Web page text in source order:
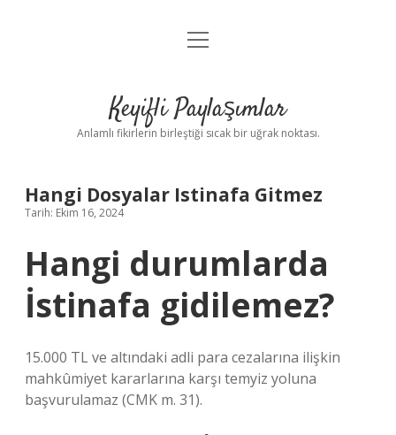
Anasayfa
Yasal Uyarı
menüyü
Keyifli Paylaşımlar
Anlamlı fikirlerin birleştiği sıcak bir uğrak noktası.
Hangi Dosyalar Istinafa Gitmez
Tarih: Ekim 16, 2024
Hangi durumlarda
İstinafa gidilemez?
15.000 TL ve altındaki adli para cezalarına ilişkin
mahkûmiyet kararlarına karşı temyiz yoluna
başvurulamaz (CMK m. 31).